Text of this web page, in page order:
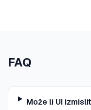
FAQ
Može li UI